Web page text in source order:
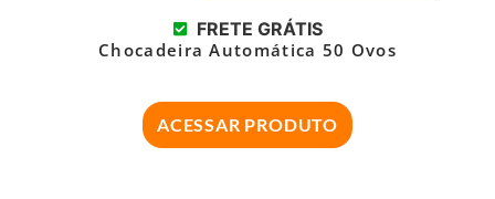
FRETE GRÁTIS
Chocadeira Automática 50 Ovos
ACESSAR PRODUTO